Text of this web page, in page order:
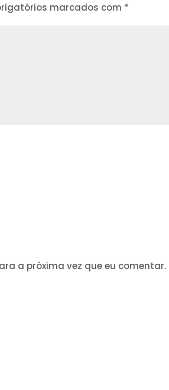
marcados com *
a próxima vez que eu comentar.